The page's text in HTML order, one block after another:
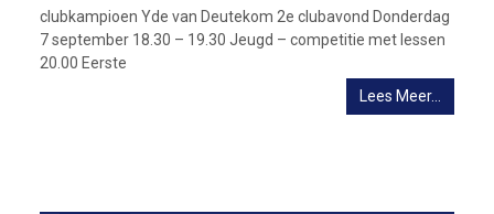
clubkampioen Yde van Deutekom 2e clubavond Donderdag
7 september 18.30 – 19.30 Jeugd – competitie met lessen
20.00 Eerste
Lees Meer…